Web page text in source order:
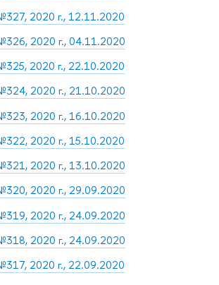
2020 г., 12.11.2020
2020 г., 04.11.2020
2020 г., 22.10.2020
2020 г., 21.10.2020
2020 г., 16.10.2020
2020 г., 15.10.2020
2020 г., 13.10.2020
2020 г., 29.09.2020
2020 г., 24.09.2020
2020 г., 24.09.2020
2020 г., 22.09.2020